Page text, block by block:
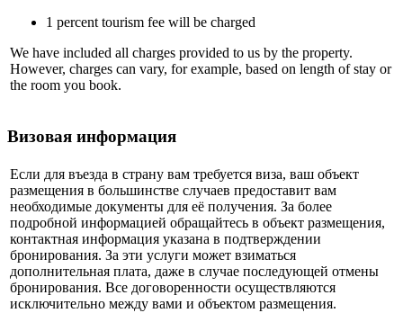
1 percent tourism fee will be charged
We have included all charges provided to us by the property.
However, charges can vary, for example, based on length of stay or
the room you book.
Визовая информация
Если для въезда в страну вам требуется виза, ваш объект
размещения в большинстве случаев предоставит вам
необходимые документы для её получения. За более
подробной информацией обращайтесь в объект размещения,
контактная информация указана в подтверждении
бронирования. За эти услуги может взиматься
дополнительная плата, даже в случае последующей отмены
бронирования. Все договоренности осуществляются
исключительно между вами и объектом размещения.